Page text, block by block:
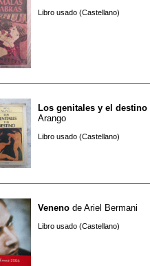
Libro usado (Castellano)
Los genitales y el destino
Arango
Libro usado (Castellano)
Veneno de Ariel Bermani
Libro usado (Castellano)